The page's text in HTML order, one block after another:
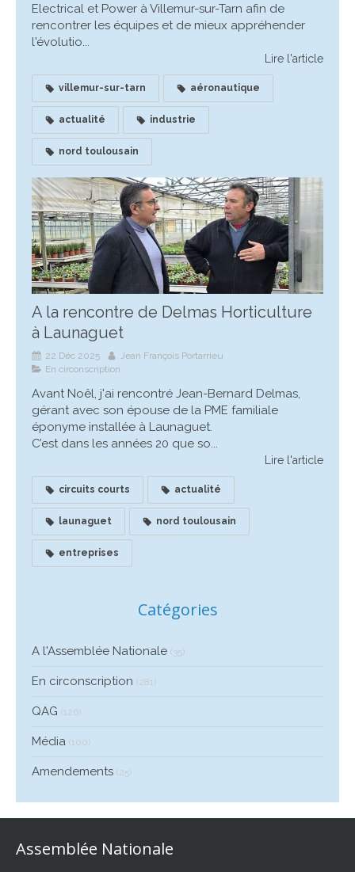
Electrical et Power à Villemur-sur-Tarn afin de
rencontrer les équipes et de mieux appréhender
l'évolutio...
Lire l'article
villemur-sur-tarn aéronautique
actualité industrie
nord toulousain
A la rencontre de Delmas Horticulture
à Launaguet
22 Déc 2025
Jean François Portarrieu
En circonscription
Avant Noêl, j'ai rencontré Jean-Bernard Delmas,
gérant avec son épouse de la PME familiale
éponyme installée à Launaguet.
C’est dans les années 20 que so...
Lire l'article
circuits courts actualité
launaguet nord toulousain
entreprises
Catégories
A l'Assemblée Nationale (35)
En circonscription (281)
QAG (126)
Média (100)
Amendements (25)
Assemblée Nationale